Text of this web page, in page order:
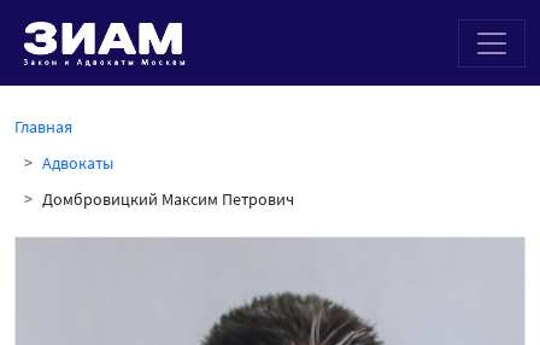
Главная
Адвокаты
Домбровицкий Максим Петрович